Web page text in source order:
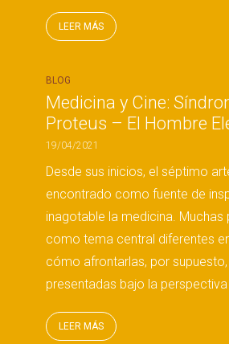
LEER MÁS
BLOG
Medicina y Cine:
Proteus – El Hombre
19/04/2021
Desde sus inicios, el séptimo
encontrado como fuente de
inagotable la medicina. Muchas
como tema central diferentes
cómo afrontarlas, por
presentadas bajo la
LEER MÁS